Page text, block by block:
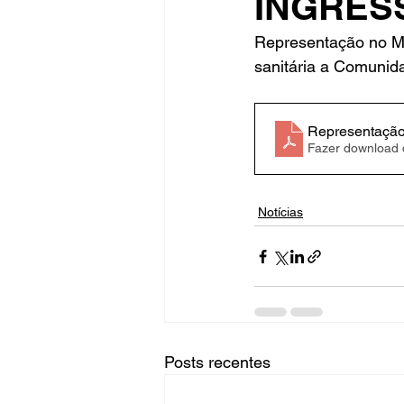
Fique Ligado Publicações
NOTI noticias
Representação no
sanitária a
Fazer download
Notícias
Posts recentes